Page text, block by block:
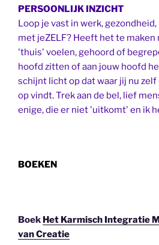
PERSOONLIJK INZICHT
Loop je vast in werk,
met jeZELF? Heeft het te maken
'thuis' voelen, gehoord of
hoofd zitten of aan jouw hoofd
schijnt licht op dat waar jij nu
op vindt. Trek aan de bel, lief
enige, die er niet 'uitkomt' en ik
BOEKEN
Boek Het Karmisch Integratie
van Creatie